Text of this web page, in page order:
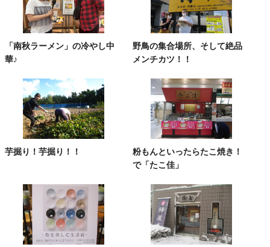
「南秋ラーメン」の冷やし中
華♪
野鳥の集合場所、そして絶品
メンチカツ！！
芋掘り！芋掘り！！
粉もんといったらたこ焼き！
で「たこ佳」